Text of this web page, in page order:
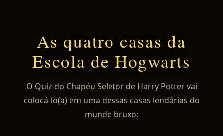
As quatro casas da
Escola de Hogwarts
O Quiz do Chapéu Seletor de Harry Potter vai
colocá-lo(a) em uma dessas casas lendárias do
mundo bruxo: